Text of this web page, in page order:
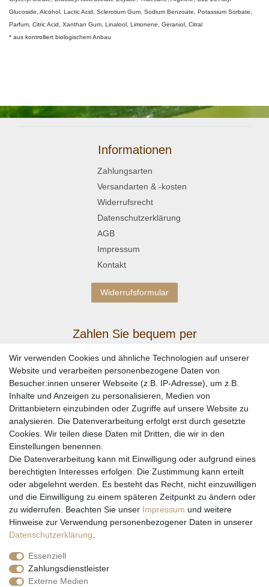
Glucoside, Alcohol, Lactic Acid, Sclerotium Gum, Sodium Benzoate, Potassium Sorbate,
Parfum, Citric Acid, Xanthan Gum, Linalool, Limonene, Geraniol, Citral
* aus kontrolliert biologischem Anbau
Informationen
Zahlungsarten
Versandarten & -kosten
Widerrufsrecht
Datenschutzerklärung
AGB
Impressum
Kontakt
Widerrufsformular
Zahlen Sie bequem per
Wir versenden mit
Wir verwenden Cookies und ähnliche Technologien auf unserer
Website und verarbeiten personenbezogene Daten von
Besucher:innen unserer Webseite (z.B. IP-Adresse), um z.B.
Inhalte und Anzeigen zu personalisieren, Medien von
Drittanbietern einzubinden oder Zugriffe auf unsere Website zu
analysieren. Die Datenverarbeitung erfolgt erst durch gesetzte
Cookies. Wir teilen diese Daten mit Dritten, die wir in den
Einstellungen benennen.
Die Datenverarbeitung kann mit Einwilligung oder aufgrund eines
berechtigten Interesses erfolgen. Die Zustimmung kann erteilt
oder abgelehnt werden. Es besteht das Recht, nicht einzuwilligen
und die Einwilligung zu einem späteren Zeitpunkt zu ändern oder
zu widerrufen. Beachten Sie unser Impressum und weitere
Hinweise zur Verwendung personenbezogener Daten in unserer
Daten­schutz­erklärung
Essenziell
Zahlungsdienstleister
Externe Medien